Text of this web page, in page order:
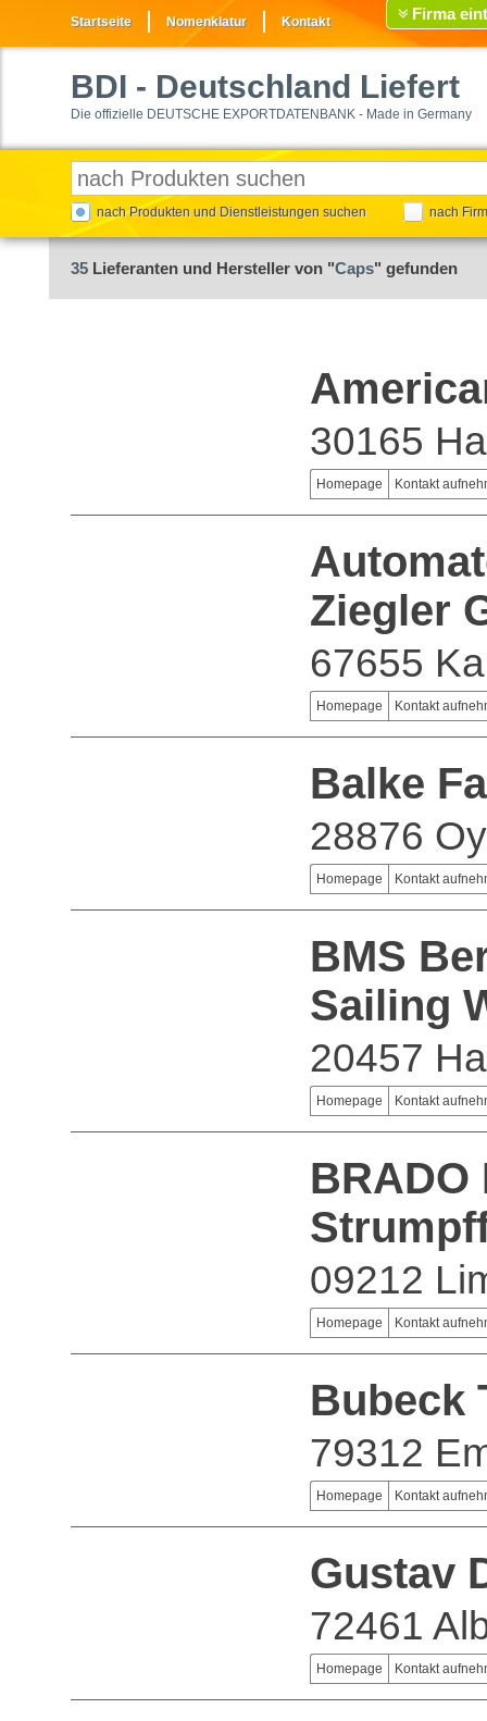
Startseite Nomenklatur Kontakt Firma
BDI - Deutschland Liefert
Die offizielle DEUTSCHE EXPORTDATENBANK - Made in Germany
nach Produkten und Dienstleistungen suchen nach
35 Lieferanten und Hersteller von "Caps" gefunden
30165
Homepage Kontakt
Ziegler
67655
Homepage Kontakt
Balke
28876
Homepage Kontakt
BMS
Sailing
20457
Homepage Kontakt
09212
Homepage Kontakt
Bubeck
79312
Homepage Kontakt
Gustav
72461
Homepage Kontakt